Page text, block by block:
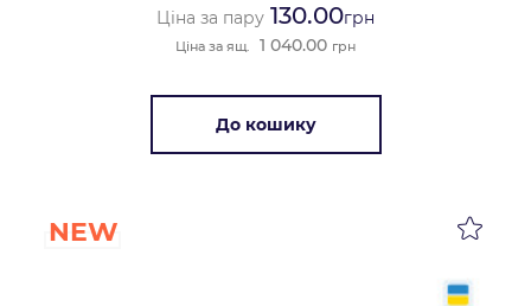
Ціна за пару 130.00грн
Ціна за ящ. 1 040.00 грн
До кошику
NEW